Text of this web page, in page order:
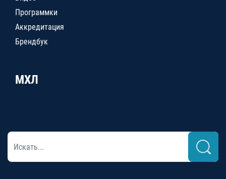
Программки
Аккредитация
Брендбук
МХЛ